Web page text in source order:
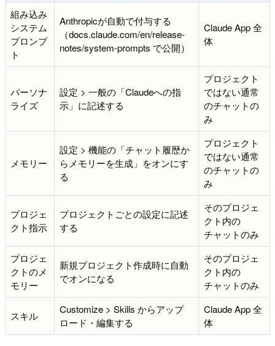
組み込み
システム
プロンプ
ト
Anthropicが自動で付与する
（docs.claude.com/en/release-
notes/system-prompts で公開）
Claude App 全
体
パーソナ
ライズ
設定 > 一般の「Claudeへの指
示」に記述する
プロジェクト
ではない通常
のチャットの
み
メモリー
設定 > 機能の「チャット履歴か
らメモリーを生成」をオンにす
る
プロジェクト
ではない通常
のチャットの
み
プロジェ
クト指示
プロジェクトごとの設定に記述
する
そのプロジェ
クト内の
チャットのみ
プロジェ
クトのメ
モリー
新規プロジェクト作成時に自動
でオンになる
そのプロジェ
クト内の
チャットのみ
スキル
Customize > Skills からアップ
ロード・編集する
Claude App 全
体